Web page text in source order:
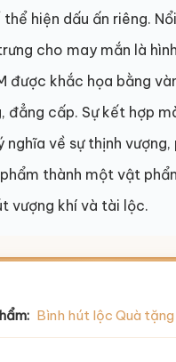
hiện dấu ấn riêng.
cho may mắn là
được khắc họa bằng
đẳng cấp. Sự kết hợp
nghĩa về sự thịnh
thành một vật
vượng khí và tài lộc.
Bình hút lộc Quà tặng